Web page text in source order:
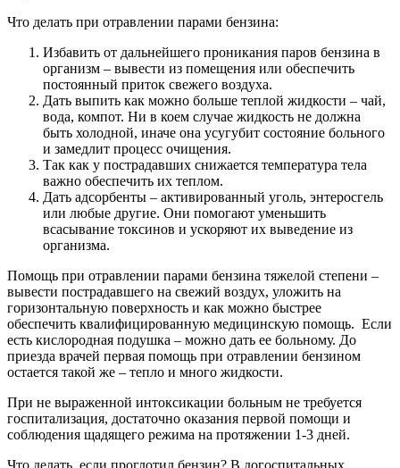
Что делать при отравлении парами бензина:
Избавить от дальнейшего проникания паров бензина в
организм – вывести из помещения или обеспечить
постоянный приток свежего воздуха.
Дать выпить как можно больше теплой жидкости – чай,
вода, компот. Ни в коем случае жидкость не должна
быть холодной, иначе она усугубит состояние больного
и замедлит процесс очищения.
Так как у пострадавших снижается температура тела
важно обеспечить их теплом.
Дать адсорбенты – активированный уголь, энтеросгель
или любые другие. Они помогают уменьшить
всасывание токсинов и ускоряют их выведение из
организма.
Помощь при отравлении парами бензина тяжелой степени –
вывести пострадавшего на свежий воздух, уложить на
горизонтальную поверхность и как можно быстрее
обеспечить квалифицированную медицинскую помощь. Если
есть кислородная подушка – можно дать ее больному. До
приезда врачей первая помощь при отравлении бензином
остается такой же – тепло и много жидкости.
При не выраженной интоксикации больным не требуется
госпитализация, достаточно оказания первой помощи и
соблюдения щадящего режима на протяжении 1-3 дней.
Что делать, если проглотил бензин? В догоспитальных